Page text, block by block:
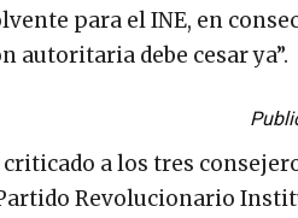
para el INE, en
autoritaria debe cesar ya”.
criticado a los tres
Revolucionario